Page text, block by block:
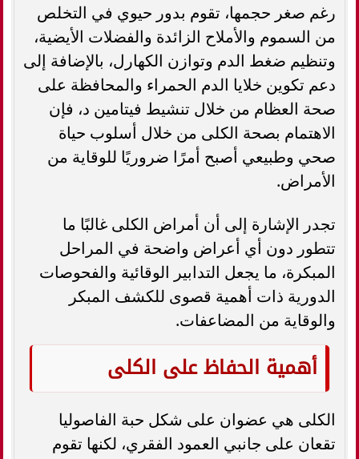
رغم صغر حجمها، تقوم بدور حيوي في التخلص
من السموم والأملاح الزائدة والفضلات الأيضية،
وتنظيم ضغط الدم وتوازن الكهارل، بالإضافة إلى
دعم تكوين خلايا الدم الحمراء والمحافظة على
صحة العظام من خلال تنشيط فيتامين د، فإن
الاهتمام بصحة الكلى من خلال أسلوب حياة
صحي وطبيعي أصبح أمرًا ضروريًا للوقاية من
الأمراض.
تجدر الإشارة إلى أن أمراض الكلى غالبًا ما
تتطور دون أي أعراض واضحة في المراحل
المبكرة، ما يجعل التدابير الوقائية والفحوصات
الدورية ذات أهمية قصوى للكشف المبكر
والوقاية من المضاعفات.
أهمية الحفاظ على الكلى
الكلى هي عضوان على شكل حبة الفاصوليا
تقعان على جانبي العمود الفقري، لكنها تقوم